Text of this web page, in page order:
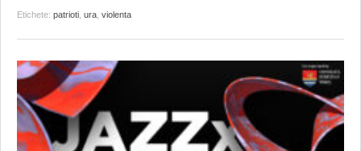
Etichete: patrioti, ura, violenta